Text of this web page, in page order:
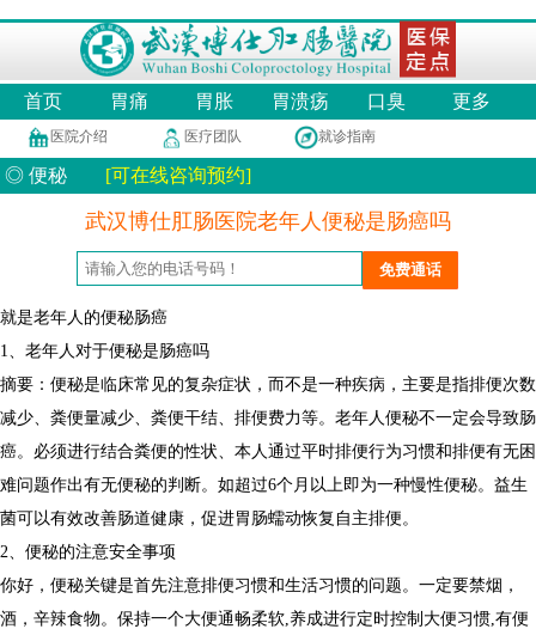
首页 胃痛 胃胀 胃溃疡 口臭 更多
医院介绍 医疗团队 就诊指南
◎ 便秘 [可在线咨询预约]
武汉博仕肛肠医院老年人便秘是肠癌吗
就是老年人的便秘肠癌
1、老年人对于便秘是肠癌吗
摘要：便秘是临床常见的复杂症状，而不是一种疾病，主要是指排便次数
减少、粪便量减少、粪便干结、排便费力等。老年人便秘不一定会导致肠
癌。必须进行结合粪便的性状、本人通过平时排便行为习惯和排便有无困
难问题作出有无便秘的判断。如超过6个月以上即为一种慢性便秘。益生
菌可以有效改善肠道健康，促进胃肠蠕动恢复自主排便。
2、便秘的注意安全事项
你好，便秘关键是首先注意排便习惯和生活习惯的问题。一定要禁烟，
酒，辛辣食物。保持一个大便通畅柔软,养成进行定时控制大便习惯,有便